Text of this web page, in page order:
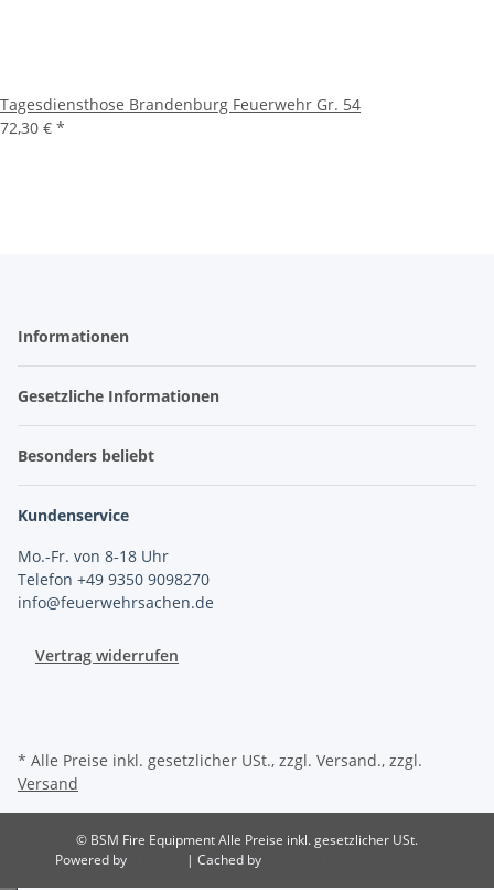
Tagesdiensthose Brandenburg Feuerwehr Gr. 54
72,30 € *
Informationen
Gesetzliche Informationen
Besonders beliebt
Kundenservice
Mo.-Fr. von 8-18 Uhr
Telefon +49 9350 9098270
info@feuerwehrsachen.de
Vertrag widerrufen
* Alle Preise inkl. gesetzlicher USt., zzgl. Versand., zzgl.
Versand
© BSM Fire EquipmentAlle Preise inkl. gesetzlicher USt.
Powered by
| Cached by